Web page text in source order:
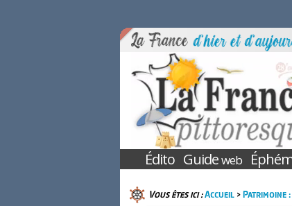
Édito Guideweb
Vous êtes ici :Accueil>Patrimoine